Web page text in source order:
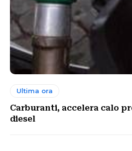
Ultima ora
Carburanti, accelera calo
diesel